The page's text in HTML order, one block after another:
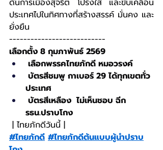
ดันการเมืองสุจริต โปร่งใส และขับเคลื่อน
ประเทศไปในทิศทางที่สร้างสรรค์ มั่นคง และ
ยั่งยืน
---------------------------
เลือกตั้ง 8 กุมภาพันธ์ 2569
เลือกพรรคไทยภักดี หมอวรงค์
บัตรสีชมพู กาเบอร์ 29 ได้ทุกเขตทั่ว
ประเทศ
บัตรสีเหลือง  ไม่เห็นชอบ ฉีก
รธน.ปราบโกง
| ไทยภักดีวันนี้ |
#ไทยภักดี #ไทยภักดีต้นแบบผู้นำปราบ